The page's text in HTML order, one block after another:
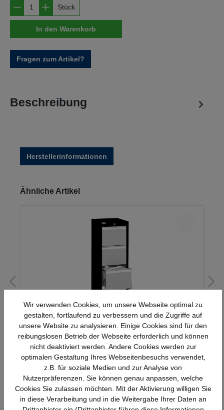
Produkt Anzahl: Gib den gewünschten
Stück
In den Warenkorb
Fragen zum Artikel?
Beschreibung
Herstellerinformationen
Produktgalerie überspringen
Ähnliche Artikel
Stahl-Hängeregistratur-Schrank 1-bahnig
531,93 €* Details
Wir verwenden Cookies, um unsere Webseite optimal zu
gestalten, fortlaufend zu verbessern und die Zugriffe auf
unsere Website zu analysieren. Einige Cookies sind für den
reibungslosen Betrieb der Webseite erforderlich und können
nicht deaktiviert werden. Andere Cookies werden zur
optimalen Gestaltung Ihres Webseitenbesuchs verwendet,
z.B. für soziale Medien und zur Analyse von
Nutzerpräferenzen. Sie können genau anpassen, welche
Cookies Sie zulassen möchten. Mit der Aktivierung willigen Sie
in diese Verarbeitung und in die Weitergabe Ihrer Daten an